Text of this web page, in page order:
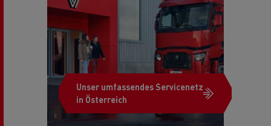
Unser umfassendes Servicenetz
in Österreich